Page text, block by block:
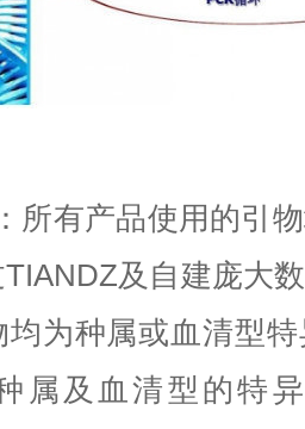
所有产品使用的引
TIANDZ及自建庞大
均为种属或血清型
属及血清型的特